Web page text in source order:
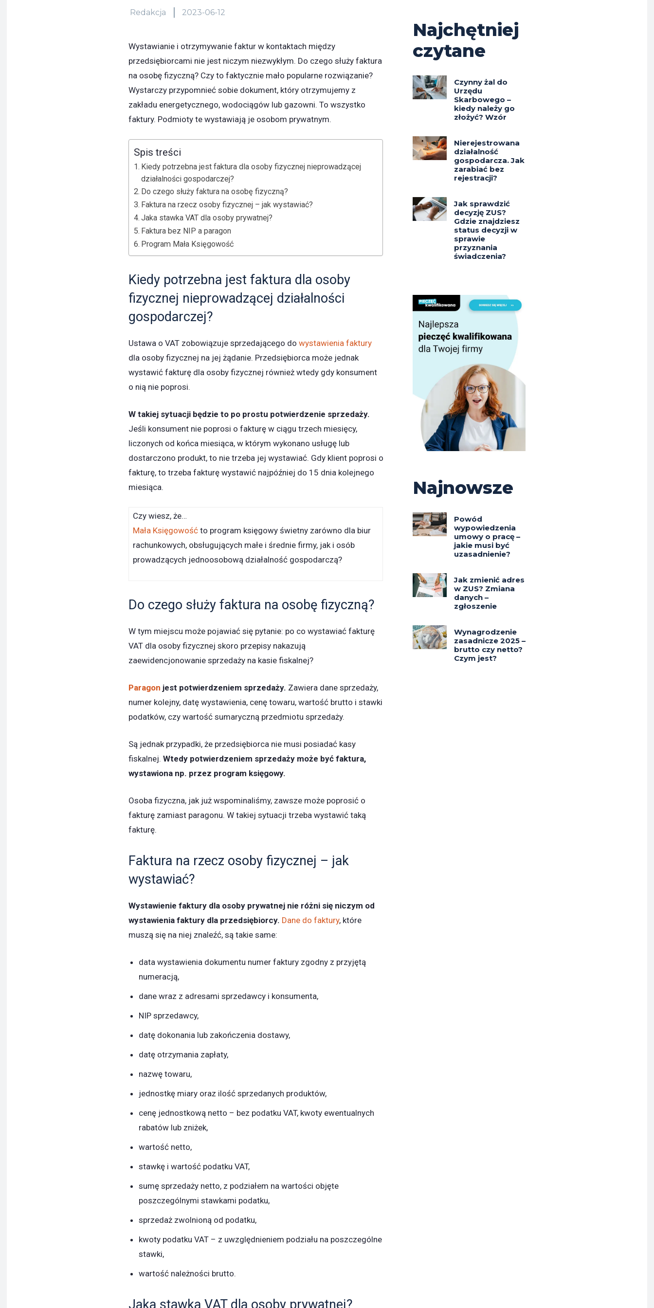
Redakcja 2023-06-12
Wystawianie i otrzymywanie faktur w kontaktach między
przedsiębiorcami nie jest niczym niezwykłym. Do czego służy faktura
na osobę fizyczną? Czy to faktycznie mało popularne rozwiązanie?
Wystarczy przypomnieć sobie dokument, który otrzymujemy z
zakładu energetycznego, wodociągów lub gazowni. To wszystko
faktury. Podmioty te wystawiają je osobom prywatnym.
Spis treści
Kiedy potrzebna jest faktura dla osoby fizycznej nieprowadzącej
działalności gospodarczej?
Do czego służy faktura na osobę fizyczną?
Faktura na rzecz osoby fizycznej – jak wystawiać?
Jaka stawka VAT dla osoby prywatnej?
Faktura bez NIP a paragon
Program Mała Księgowość
Kiedy potrzebna jest faktura dla osoby
fizycznej nieprowadzącej działalności
gospodarczej?
Ustawa o VAT zobowiązuje sprzedającego do wystawienia faktury
dla osoby fizycznej na jej żądanie. Przedsiębiorca może jednak
wystawić fakturę dla osoby fizycznej również wtedy gdy konsument
o nią nie poprosi.
W takiej sytuacji będzie to po prostu potwierdzenie sprzedaży.
Jeśli konsument nie poprosi o fakturę w ciągu trzech miesięcy,
liczonych od końca miesiąca, w którym wykonano usługę lub
dostarczono produkt, to nie trzeba jej wystawiać. Gdy klient poprosi o
fakturę, to trzeba fakturę wystawić najpóźniej do 15 dnia kolejnego
miesiąca.
Czy wiesz, że…
Mała Księgowość to program księgowy świetny zarówno dla biur
rachunkowych, obsługujących małe i średnie firmy, jak i osób
prowadzących jednoosobową działalność gospodarczą?
Do czego służy faktura na osobę fizyczną?
W tym miejscu może pojawiać się pytanie: po co wystawiać fakturę
VAT dla osoby fizycznej skoro przepisy nakazują
zaewidencjonowanie sprzedaży na kasie fiskalnej?
Paragon jest potwierdzeniem sprzedaży. Zawiera dane sprzedaży,
numer kolejny, datę wystawienia, cenę towaru, wartość brutto i stawki
podatków, czy wartość sumaryczną przedmiotu sprzedaży.
Są jednak przypadki, że przedsiębiorca nie musi posiadać kasy
fiskalnej. Wtedy potwierdzeniem sprzedaży może być faktura,
wystawiona np. przez program księgowy.
Osoba fizyczna, jak już wspominaliśmy, zawsze może poprosić o
fakturę zamiast paragonu. W takiej sytuacji trzeba wystawić taką
fakturę.
Faktura na rzecz osoby fizycznej – jak
wystawiać?
Wystawienie faktury dla osoby prywatnej nie różni się niczym od
wystawienia faktury dla przedsiębiorcy. Dane do faktury, które
muszą się na niej znaleźć, są takie same:
data wystawienia dokumentu numer faktury zgodny z przyjętą
numeracją,
dane wraz z adresami sprzedawcy i konsumenta,
NIP sprzedawcy,
datę dokonania lub zakończenia dostawy,
datę otrzymania zapłaty,
nazwę towaru,
jednostkę miary oraz ilość sprzedanych produktów,
cenę jednostkową netto – bez podatku VAT, kwoty ewentualnych
rabatów lub zniżek,
wartość netto,
stawkę i wartość podatku VAT,
sumę sprzedaży netto, z podziałem na wartości objęte
poszczególnymi stawkami podatku,
sprzedaż zwolnioną od podatku,
kwoty podatku VAT – z uwzględnieniem podziału na poszczególne
stawki,
wartość należności brutto.
Jaka stawka VAT dla osoby prywatnej?
Najchętniej
czytane
Czynny żal do
Urzędu
Skarbowego –
kiedy należy go
złożyć? Wzór
Nierejestrowana
działalność
gospodarcza. Jak
zarabiać bez
rejestracji?
Jak sprawdzić
decyzję ZUS?
Gdzie znajdziesz
status decyzji w
sprawie
przyznania
świadczenia?
Najnowsze
Powód
wypowiedzenia
umowy o pracę –
jakie musi być
uzasadnienie?
Jak zmienić adres
w ZUS? Zmiana
danych –
zgłoszenie
Wynagrodzenie
zasadnicze 2025 –
brutto czy netto?
Czym jest?